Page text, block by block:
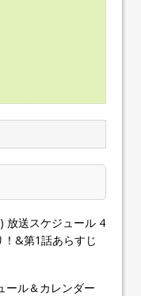
放送スケジュール 4
&第1話あらすじ
ール＆カレンダー